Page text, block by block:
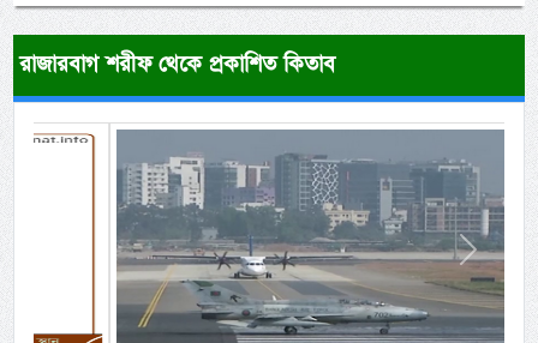
রাজারবাগ শরীফ থেকে প্রকাশিত কিতাব
Previous Next